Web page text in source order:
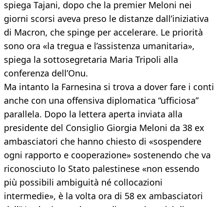
spiega Tajani, dopo che la premier Meloni nei
giorni scorsi aveva preso le distanze dall’iniziativa
di Macron, che spinge per accelerare. Le priorità
sono ora «la tregua e l’assistenza umanitaria»,
spiega la sottosegretaria Maria Tripoli alla
conferenza dell’Onu.
Ma intanto la Farnesina si trova a dover fare i conti
anche con una offensiva diplomatica “ufficiosa”
parallela. Dopo la lettera aperta inviata alla
presidente del Consiglio Giorgia Meloni da 38 ex
ambasciatori che hanno chiesto di «sospendere
ogni rapporto e cooperazione» sostenendo che va
riconosciuto lo Stato palestinese «non essendo
più possibili ambiguità né collocazioni
intermedie», è la volta ora di 58 ex ambasciatori